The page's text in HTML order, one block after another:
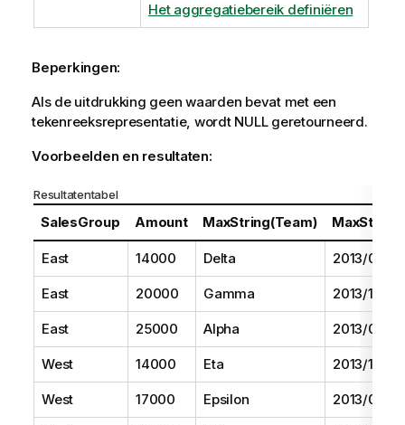
Het aggregatiebereik definiëren
Beperkingen:
Als de uitdrukking geen waarden bevat met een
tekenreeksrepresentatie, wordt NULLgeretourneerd.
Voorbeelden en resultaten:
Resultatentabel
SalesGroup Amount MaxString(Team)
East 14000 Delta 2013/08/01
East 20000 Gamma 2013/11/01
East 25000 Alpha 2013/07/01
West 14000 Eta 2013/10/01
West 17000 Epsilon 2013/09/01